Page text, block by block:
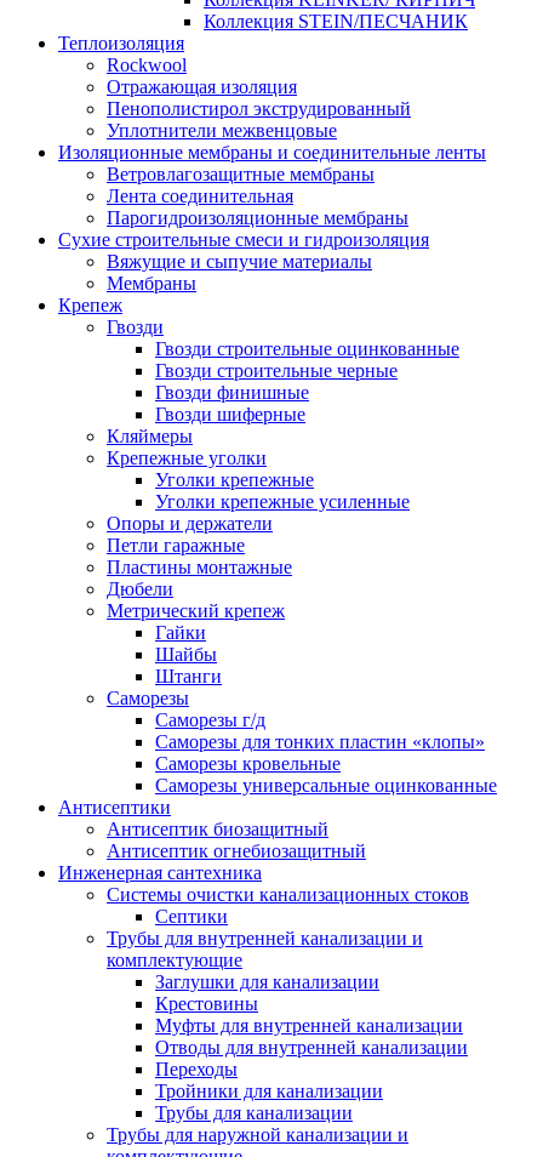
Коллекция STEIN/ПЕСЧАНИК
Теплоизоляция
Rockwool
Отражающая изоляция
Пенополистирол экструдированный
Уплотнители межвенцовые
Изоляционные мембраны и соединительные ленты
Ветровлагозащитные мембраны
Лента соединительная
Парогидроизоляционные мембраны
Сухие строительные смеси и гидроизоляция
Вяжущие и сыпучие материалы
Мембраны
Крепеж
Гвозди
Гвозди строительные оцинкованные
Гвозди строительные черные
Гвозди финишные
Гвозди шиферные
Кляймеры
Крепежные уголки
Уголки крепежные
Уголки крепежные усиленные
Опоры и держатели
Петли гаражные
Пластины монтажные
Дюбели
Метрический крепеж
Гайки
Шайбы
Штанги
Саморезы
Саморезы г/д
Саморезы для тонких пластин «клопы»
Саморезы кровельные
Саморезы универсальные оцинкованные
Антисептики
Антисептик биозащитный
Антисептик огнебиозащитный
Инженерная сантехника
Системы очистки канализационных стоков
Септики
Трубы для внутренней канализации и
комплектующие
Заглушки для канализации
Крестовины
Муфты для внутренней канализации
Отводы для внутренней канализации
Переходы
Тройники для канализации
Трубы для канализации
Трубы для наружной канализации и